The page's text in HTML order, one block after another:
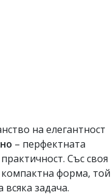
на елегантност
– перфектната
Със своя
компактна форма, той
всяка задача.